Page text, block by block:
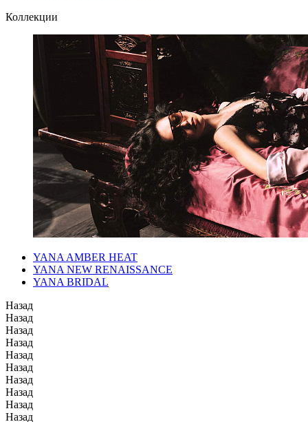
Коллекции
YANA AMBER HEAT
YANA NEW RENAISSANCE
YANA BRIDAL
Назад
Назад
Назад
Назад
Назад
Назад
Назад
Назад
Назад
Назад